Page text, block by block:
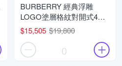
BURBERRY 經典浮雕
LOGO塗層格紋對開式4卡
零錢短夾(黑灰)
$15,505 $19,800
0